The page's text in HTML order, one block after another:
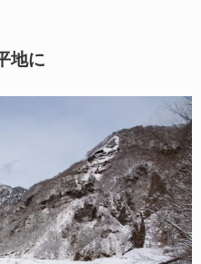
地に